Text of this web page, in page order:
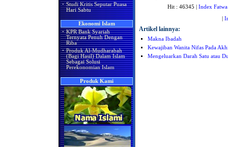
· Studi Kritis Seputar Puasa
Hari Sabtu
Ekonomi Islam
· KPR Bank Syariah
Ternyata Penuh Dengan
Riba
· Produk Al-Mudharabah
(Bagi Hasil) Dalam Islam
Sebagai Solusi
Perekonomian Islam
Produk Kami
Hit : 46345 | Index Fatwa
|
Artikel lainnya:
Makna Ibadah
Kewajiban Wanita Nifas Pada
Mengeluarkan Darah Satu atau